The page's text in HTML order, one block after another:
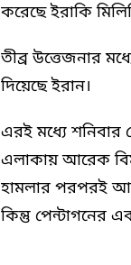
করেছে ইরাকি
তীব্র উত্তেজনার
দিয়েছে ইরান।
এরই মধ্যে শনিবার
এলাকায় আরেক
হামলার পরপরই
কিন্তু পেন্টাগনের